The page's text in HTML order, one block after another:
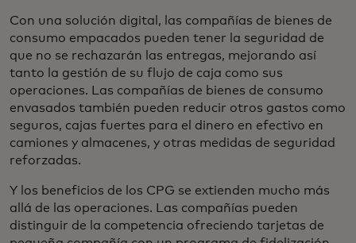
Con una solución digital, las compañías de bienes de
consumo empacados pueden tener la seguridad de
que no se rechazarán las entregas, mejorando así
tanto la gestión de su flujo de caja como sus
operaciones. Las compañías de bienes de consumo
envasados también pueden reducir otros gastos como
seguros, cajas fuertes para el dinero en efectivo en
camiones y almacenes, y otras medidas de seguridad
reforzadas.
Y los beneficios de los CPG se extienden mucho más
allá de las operaciones. Las compañías pueden
distinguir de la competencia ofreciendo tarjetas de